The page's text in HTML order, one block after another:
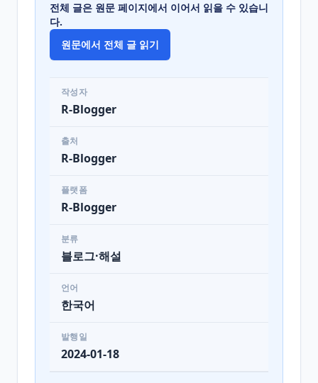
전체 글은 원문 페이지에서 이어서 읽을 수 있습니
다.
원문에서 전체 글 읽기
작성자
R-Blogger
출처
R-Blogger
플랫폼
R-Blogger
분류
블로그·해설
언어
한국어
발행일
2024-01-18